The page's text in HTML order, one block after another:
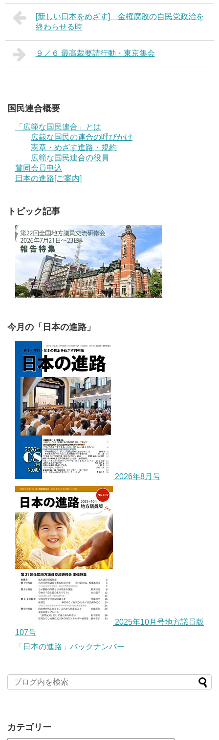
[新しい日本をめざす] 金権腐敗の自民党政治を
終わらせる時
９／６ 最高裁要請行動・東京集会
国民連合概要
「広範な国民連合」とは
広範な国民の連合の呼びかけ
憲章・めざす進路・規約
広範な国民連合の役員
賛同会員申込
日本の進路[ご案内]
トピック記事
今月の「日本の進路」
2026年8月号
2025年10月号地方議員版
107号
「日本の進路」バックナンバー
カテゴリー